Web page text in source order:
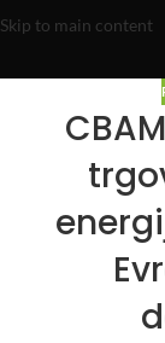
Skip to main content